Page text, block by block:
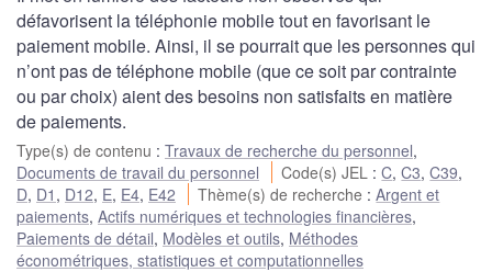
défavorisent la téléphonie mobile tout en favorisant le
paiement mobile. Ainsi, il se pourrait que les personnes qui
n’ont pas de téléphone mobile (que ce soit par contrainte
ou par choix) aient des besoins non satisfaits en matière
de paiements.
Type(s) de contenu : Travaux de recherche du personnel,
Documents de travail du personnel
Code(s) JEL :C,C3,C39,
D, D1 , D12, E, E4, E42 Thème(s) de recherche :Argent et
paiements, Actifs numériques et technologies financières,
Paiements de détail, Modèles et outils, Méthodes
économétriques, statistiques et computationnelles